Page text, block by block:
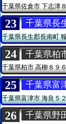
千葉県佐倉市 下志津
23 千葉県長
千葉県長生郡長南町
24 千葉県柏
千葉県柏市高柳８９
25 千葉県富
千葉県富津市海良５
26 千葉県野